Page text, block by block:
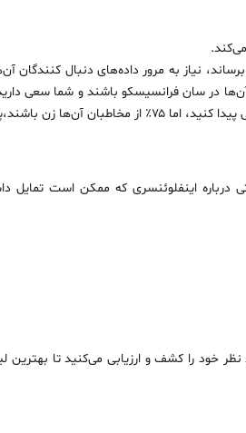
نیاز به مرور داده‌های دنبال
داشته باشید. اما اگر ۷۲٪ از مخاطبان آن‌ها در سان فرانسیسکو
کسب و کار شما نیستند.
درباره اینفلوئنسری که ممکن است تمایل
نظر خود را کشف و ارزیابی می‌کنید تا